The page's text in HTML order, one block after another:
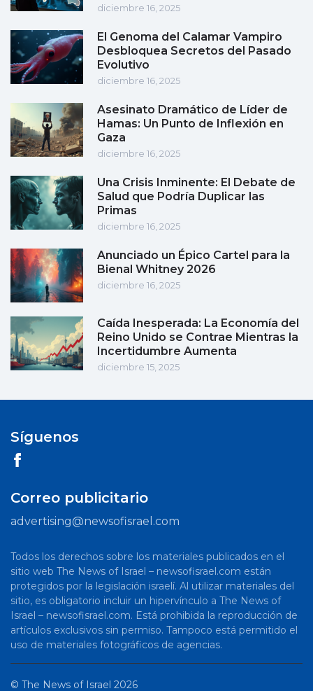
diciembre 16, 2025
El Genoma del Calamar Vampiro
Desbloquea Secretos del Pasado
Evolutivo
diciembre 16, 2025
Asesinato Dramático de Líder de
Hamas: Un Punto de Inflexión en
Gaza
diciembre 16, 2025
Una Crisis Inminente: El Debate de
Salud que Podría Duplicar las
Primas
diciembre 16, 2025
Anunciado un Épico Cartel para la
Bienal Whitney 2026
diciembre 16, 2025
Caída Inesperada: La Economía del
Reino Unido se Contrae Mientras la
Incertidumbre Aumenta
diciembre 15, 2025
Síguenos
Correo publicitario
advertising@newsofisrael.com
Todos los derechos sobre los materiales publicados en el
sitio web The News of Israel – newsofisrael.com están
protegidos por la legislación israelí. Al utilizar materiales del
sitio, es obligatorio incluir un hipervínculo a The News of
Israel – newsofisrael.com. Está prohibida la reproducción de
artículos exclusivos sin permiso. Tampoco está permitido el
uso de materiales fotográficos de agencias.
© The News of Israel 2026